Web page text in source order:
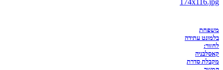
משפחת
בלמונט עתידה
לחזור:
קאסלבניה
מקבלת סדרת